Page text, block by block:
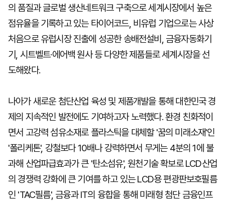
의 품질과 글로벌 생산네트워크 구축으로 세계시장에서 높은
점유율을 기록하고 있는 타이어코드, 비유럽 기업으로는 사상
처음으로 유럽시장 진출에 성공한 송배전설비, 금융자동화기
기, 시트벨트·에어백 원사 등 다양한 제품들로 세계시장을 선
도해왔다.
나아가 새로운 첨단산업 육성 및 제품개발을 통해 대한민국 경
제의 지속적인 발전에도 기여하고자 노력했다. 환경 친화적이
면서 고강력 섬유소재로 플라스틱을 대체할 '꿈의 미래소재'인
'폴리케톤', 강철보다 10배나 강력하면서 무게는 4분의 1에 불
과해 산업파급효과가 큰 '탄소섬유', 원천기술 확보로 LCD산업
의 경쟁력 강화에 큰 기여를 하고 있는 LCD용 편광판보호필름
인 'TAC필름', 금융과 IT의 융합을 통해 미래형 첨단 금융인프